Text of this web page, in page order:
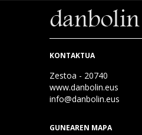
KONTAKTUA
Zestoa - 20740
www.danbolin.eus
info@danbolin.eus
GUNEAREN MAPA